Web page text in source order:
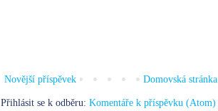
Novější příspěvek Domovská stránka
Přihlásit se k odběru: Komentáře k příspěvku (Atom)